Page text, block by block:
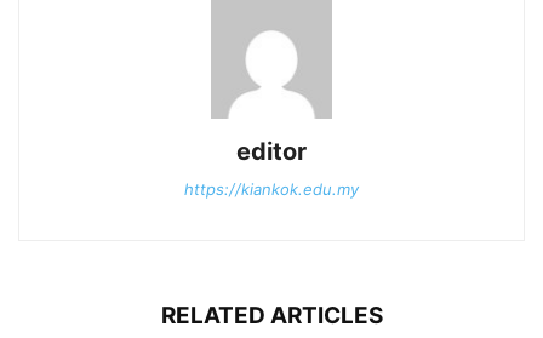
editor
https://kiankok.edu.my
RELATED ARTICLES